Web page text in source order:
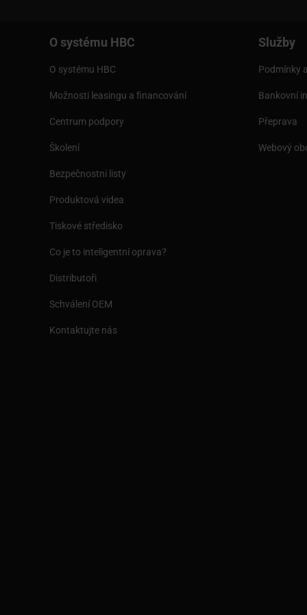
O systému HBC
O systému HBC
Možnosti leasingu a financování
Centrum podpory
Školení
Bezpečnostní listy
Produktová videa
Tiskové středisko
Co je to inteligentní oprava?
Distributoři
Schválení OEM
Kontaktujte nás
Služby
Podmínky
Bankovní
Přeprava
Webový